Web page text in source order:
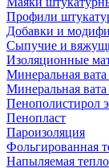
Профили
Добавки и
Сыпучие и
Изоляционные
Минеральная вата
Минеральная
Пенополистирол
Пенопласт
Пароизоляция
Фольгированная
Напыляемая